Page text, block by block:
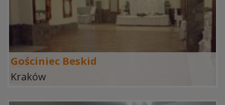
Gościniec Beskid
Kraków